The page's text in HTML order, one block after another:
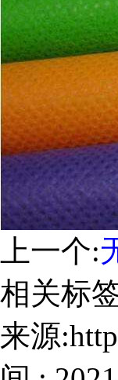
上一个:
相关标签
来源